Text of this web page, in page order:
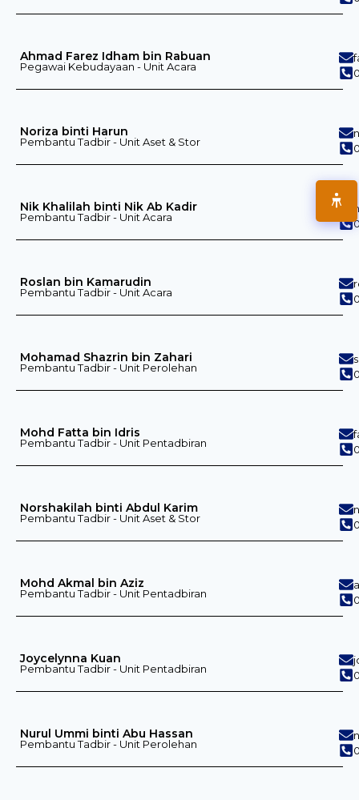
Ahmad Farez Idham bin Rabuan
Pegawai Kebudayaan - Unit Acara
Noriza binti Harun
Pembantu Tadbir - Unit Aset & Stor
Nik Khalilah binti Nik Ab Kadir
Pembantu Tadbir - Unit Acara
Roslan bin Kamarudin
Pembantu Tadbir - Unit Acara
Mohamad Shazrin bin Zahari
Pembantu Tadbir - Unit Perolehan
Mohd Fatta bin Idris
Pembantu Tadbir - Unit Pentadbiran
Norshakilah binti Abdul Karim
Pembantu Tadbir - Unit Aset & Stor
Mohd Akmal bin Aziz
Pembantu Tadbir - Unit Pentadbiran
Joycelynna Kuan
Pembantu Tadbir - Unit Pentadbiran
Nurul Ummi binti Abu Hassan
Pembantu Tadbir - Unit Perolehan